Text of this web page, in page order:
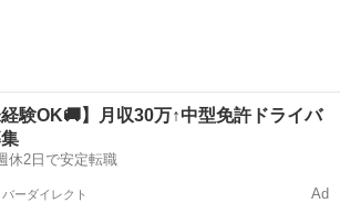
経験OK🚚】月収30万↑中型免許ドライバ
休2日で安定転職
バーダイレクト Ad